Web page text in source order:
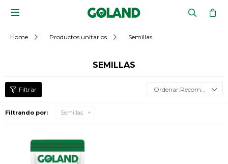

Home Productos unitarios Semillas
SEMILLAS
Recomendados
Filtrando por: Semillas